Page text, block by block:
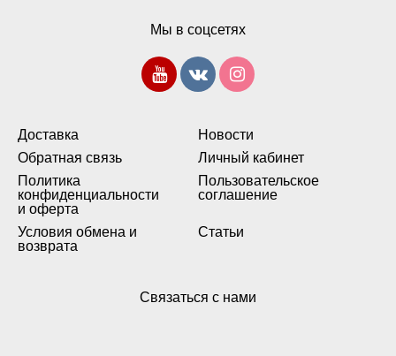
Доставка
Новости
Обратная связь
Личный кабинет
Политика
конфиденциальности
и оферта
Пользовательское
соглашение
Условия обмена и
возврата
Статьи
Мы в соцсетях
Связаться с нами